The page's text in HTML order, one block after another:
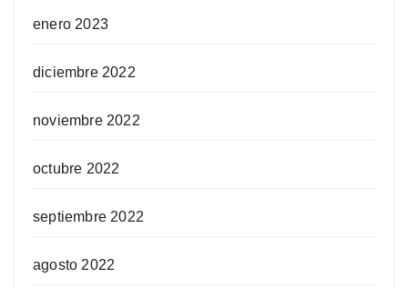
enero 2023
diciembre 2022
noviembre 2022
octubre 2022
septiembre 2022
agosto 2022